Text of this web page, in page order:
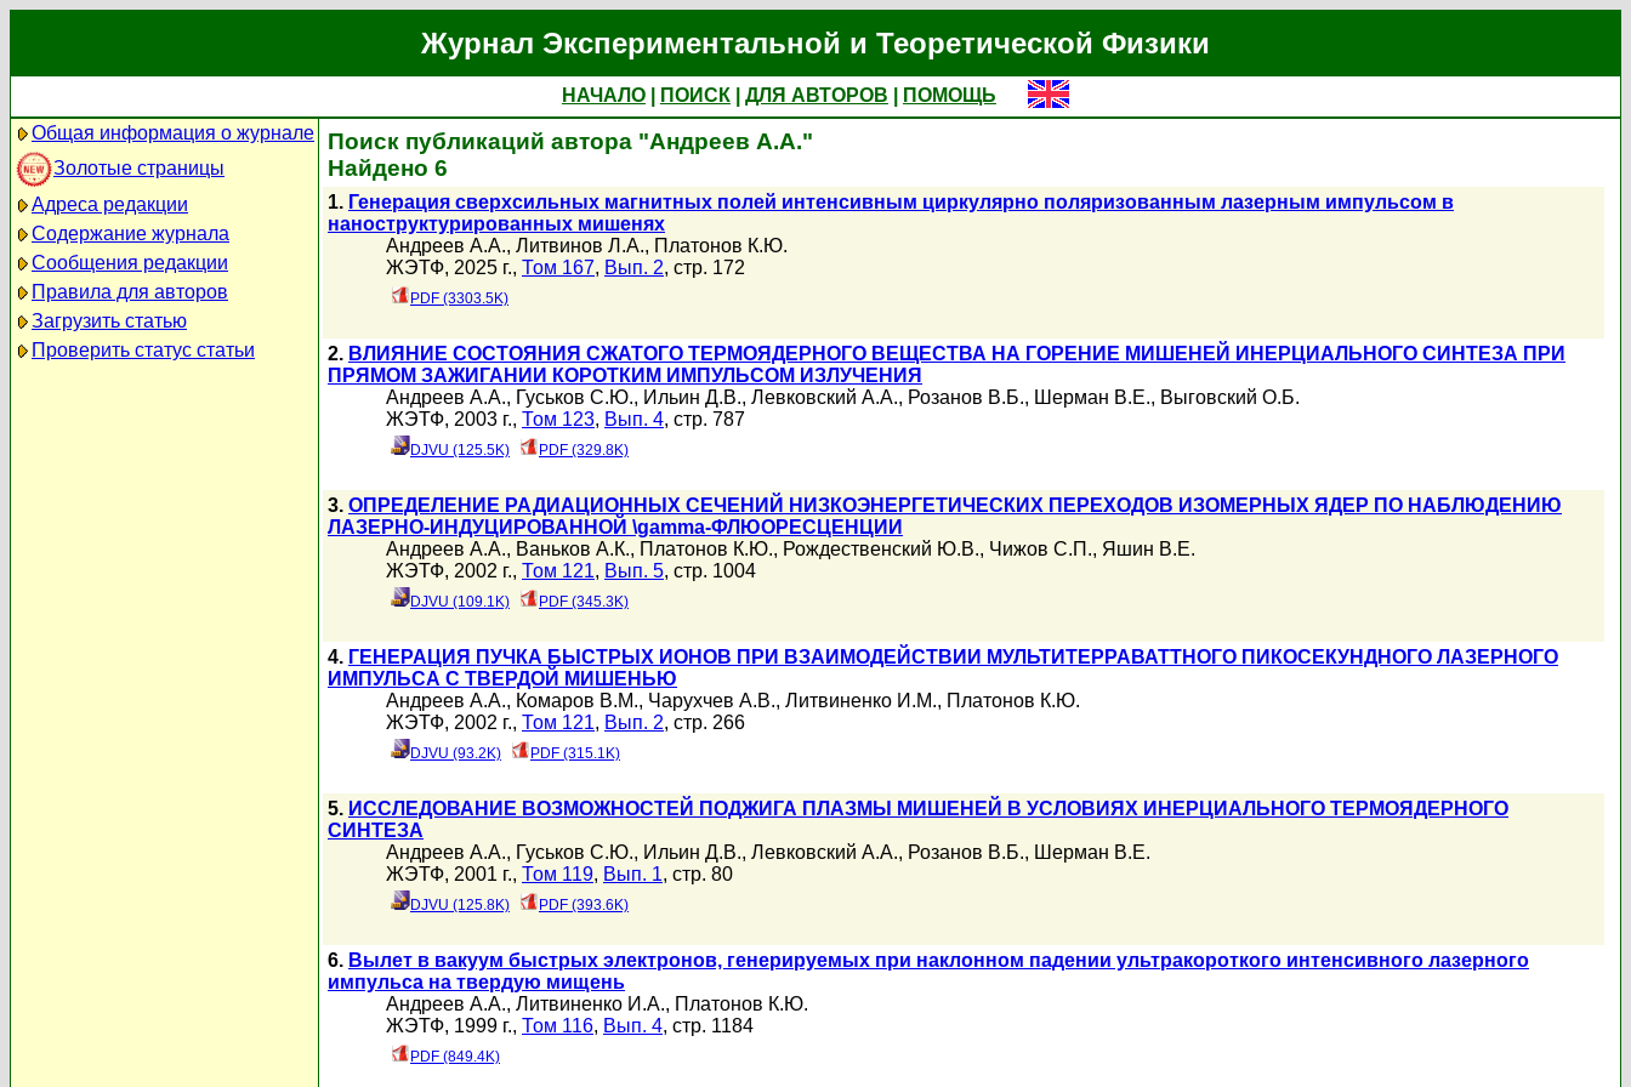
Журнал Экспериментальной и Теоретической Физики
НАЧАЛО ПОИСК ДЛЯ АВТОРОВ
ПОМОЩЬ
Общая информация о журнале
Золотые страницы
Адреса редакции
Содержание журнала
Сообщения редакции
Правила для авторов
Загрузить статью
Проверить статус статьи
Поиск публикаций автора "Андреев А.А."
Найдено 6
1. Генерация сверхсильных магнитных полей интенсивным циркулярно поляризованным лазерным импульсом в
наноструктурированных мишенях
Андреев А.А., Литвинов Л.А., Платонов К.Ю.
ЖЭТФ, 2025 г., Том 167, Вып. 2, стр. 172
PDF (3303.5K)
2. ВЛИЯНИЕ СОСТОЯНИЯ СЖАТОГО ТЕРМОЯДЕРНОГО ВЕЩЕСТВА НА ГОРЕНИЕ МИШЕНЕЙ ИНЕРЦИАЛЬНОГО СИНТЕЗА ПРИ
ПРЯМОМ ЗАЖИГАНИИ КОРОТКИМ ИМПУЛЬСОМ ИЗЛУЧЕНИЯ
Андреев А.А., Гуськов С.Ю., Ильин Д.В., Левковский А.А., Розанов В.Б., Шерман В.Е., Выговский О.Б.
ЖЭТФ, 2003 г., Том 123, Вып. 4, стр. 787
DJVU (125.5K) PDF (329.8K)
3. ОПРЕДЕЛЕНИЕ РАДИАЦИОННЫХ СЕЧЕНИЙ НИЗКОЭНЕРГЕТИЧЕСКИХ ПЕРЕХОДОВ ИЗОМЕРНЫХ ЯДЕР ПО НАБЛЮДЕНИЮ
ЛАЗЕРНО-ИНДУЦИРОВАННОЙ \gamma-ФЛЮОРЕСЦЕНЦИИ
Андреев А.А., Ваньков А.К., Платонов К.Ю., Рождественский Ю.В., Чижов С.П., Яшин В.Е.
ЖЭТФ, 2002 г., Том 121, Вып. 5, стр. 1004
DJVU (109.1K) PDF (345.3K)
4. ГЕНЕРАЦИЯ ПУЧКА БЫСТРЫХ ИОНОВ ПРИ ВЗАИМОДЕЙСТВИИ МУЛЬТИТЕРРАВАТТНОГО ПИКОСЕКУНДНОГО ЛАЗЕРНОГО
ИМПУЛЬСА С ТВЕРДОЙ МИШЕНЬЮ
Андреев А.А., Комаров В.М., Чарухчев А.В., Литвиненко И.М., Платонов К.Ю.
ЖЭТФ, 2002 г., Том 121, Вып. 2, стр. 266
DJVU (93.2K) PDF (315.1K)
5. ИССЛЕДОВАНИЕ ВОЗМОЖНОСТЕЙ ПОДЖИГА ПЛАЗМЫ МИШЕНЕЙ В УСЛОВИЯХ ИНЕРЦИАЛЬНОГО ТЕРМОЯДЕРНОГО
СИНТЕЗА
Андреев А.А., Гуськов С.Ю., Ильин Д.В., Левковский А.А., Розанов В.Б., Шерман В.Е.
ЖЭТФ, 2001 г., Том 119, Вып. 1, стр. 80
DJVU (125.8K) PDF (393.6K)
6. Вылет в вакуум быстрых электронов, генерируемых при наклонном падении ультракороткого интенсивного лазерного
импульса на твердую мищень
Андреев А.А., Литвиненко И.А., Платонов К.Ю.
ЖЭТФ, 1999 г., Том 116, Вып. 4, стр. 1184
PDF (849.4K)